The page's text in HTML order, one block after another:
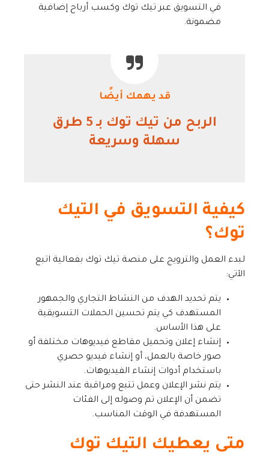
في التسويق عبر تيك توك وكسب أرباح إضافية
مضمونة.
قد يهمك أيضًا
الربح من تيك توك بـ 5 طرق
سهلة وسريعة
كيفية التسويق في التيك
توك؟
لبدء العمل والترويج على منصة تيك توك بفعالية اتبع
الآتي:
يتم تحديد الهدف من النشاط التجاري والجمهور
المستهدف كي يتم تحسين الحملات التسويقية
على هذا الأساس.
إنشاء إعلان وتحميل مقاطع فيديوهات مختلفة أو
صور خاصة بالعمل، أو إنشاء فيديو حصري
باستخدام أدوات إنشاء الفيديوهات.
يتم نشر الإعلان وعمل تتبع ومراقبة عند النشر حتى
تضمن أن الإعلان تم وصوله إلى الفئات
المستهدفة في الوقت المناسب.
متى يعطيك التيك توك